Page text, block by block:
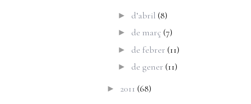
► d’abril (8)
► de març (7)
► de febrer (11)
► de gener (11)
► 2011 (68)